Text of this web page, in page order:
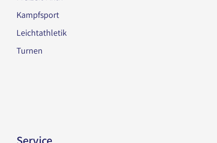
Kampfsport
Leichtathletik
Turnen